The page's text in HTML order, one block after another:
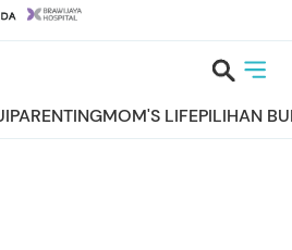
PARENTINGMOM'S LIFEPILIHAN